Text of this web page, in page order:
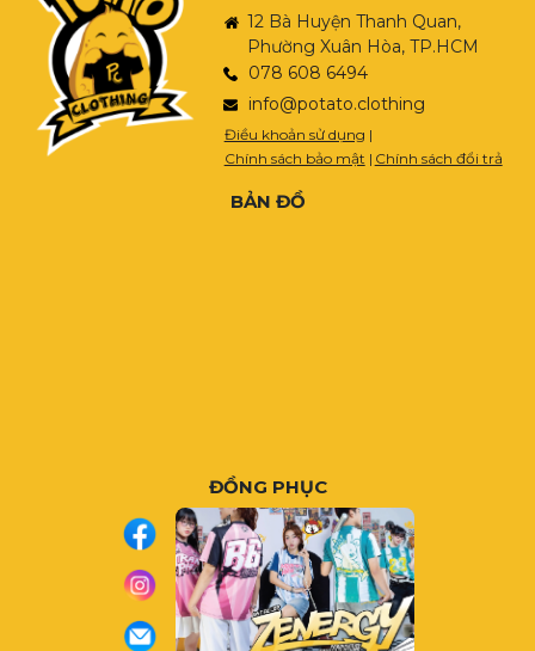
12 Bà Huyện Thanh Quan,
Phường Xuân Hòa, TP.HCM
078 608 6494
info@potato.clothing
Điều khoản sử dụng |
Chính sách bảo mật | Chính sách đổi trả
BẢN ĐỒ
ĐỒNG PHỤC